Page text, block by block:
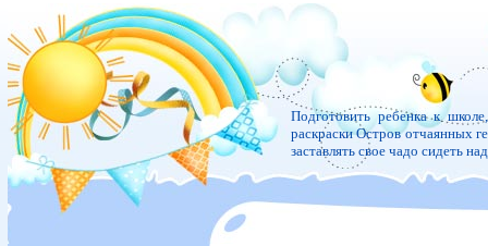
Подготовить ребенка к
раскраски Остров отчаянных
заставлять свое чадо сидеть